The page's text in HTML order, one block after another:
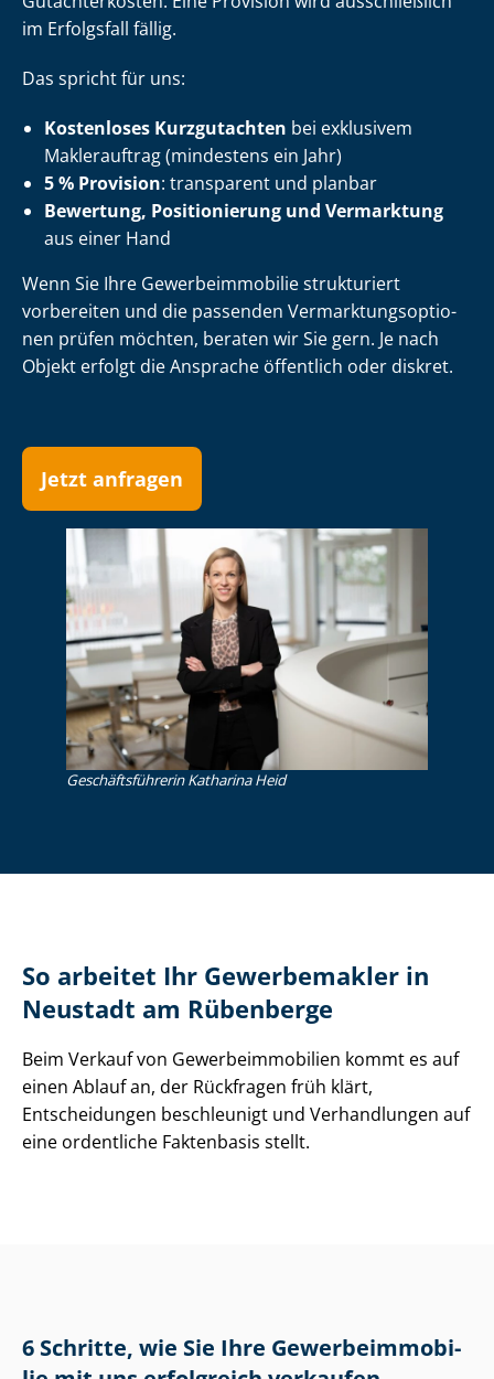
im Erfolgsfall fällig.
Das spricht für uns:
Kostenloses Kurzgutachten bei exklusivem
Maklerauftrag (mindestens ein Jahr)
5 % Provision: transparent und planbar
Bewertung, Positionierung und Vermarktung
aus einer Hand
Wenn Sie Ihre Ge­wer­be­im­mo­bi­lie strukturiert
vorbereiten und die passenden Ver­mark­tungs­op­tio­
nen prüfen möchten, beraten wir Sie gern. Je nach
Objekt erfolgt die Ansprache öffentlich oder diskret.
Jetzt anfragen
Ge­schäfts­füh­re­rin Katharina Heid
So arbeitet Ihr Gewerbemakler in
Neustadt am Rübenberge
Beim Verkauf von Ge­wer­be­im­mo­bi­li­en kommt es auf
einen Ablauf an, der Rückfragen früh klärt,
Entscheidungen beschleunigt und Verhandlungen auf
eine ordentliche Faktenbasis stellt.
6 Schritte, wie Sie Ihre Ge­wer­be­im­mo­bi­